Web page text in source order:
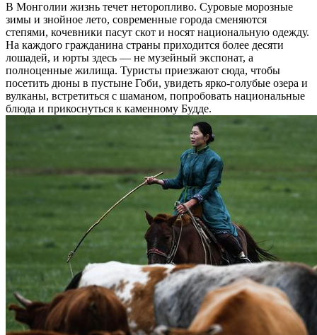
В Монголии жизнь течет неторопливо. Суровые морозные
зимы и знойное лето, современные города сменяются
степями, кочевники пасут скот и носят национальную одежду.
На каждого гражданина страны приходится более десяти
лошадей, и юрты здесь — не музейный экспонат, а
полноценные жилища. Туристы приезжают сюда, чтобы
посетить дюны в пустыне Гоби, увидеть ярко-голубые озера и
вулканы, встретиться с шаманом, попробовать национальные
блюда и прикоснуться к каменному Будде.